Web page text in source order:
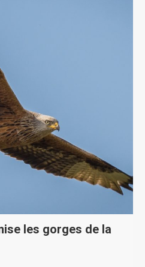
les gorges de la